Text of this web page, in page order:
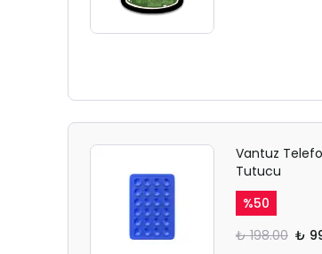
Vantuz
Tutucu
%50
₺ 198.00 ₺